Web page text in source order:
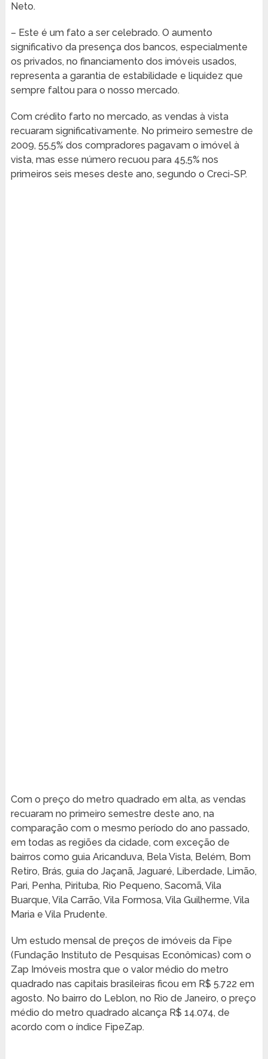
Neto.
– Este é um fato a ser celebrado. O aumento
significativo da presença dos bancos, especialmente
os privados, no financiamento dos imóveis usados,
representa a garantia de estabilidade e liquidez que
sempre faltou para o nosso mercado.
Com crédito farto no mercado, as vendas à vista
recuaram significativamente. No primeiro semestre de
2009, 55,5% dos compradores pagavam o imóvel à
vista, mas esse número recuou para 45,5% nos
primeiros seis meses deste ano, segundo o Creci-SP.
Com o preço do metro quadrado em alta, as vendas
recuaram no primeiro semestre deste ano, na
comparação com o mesmo período do ano passado,
em todas as regiões da cidade, com exceção de
bairros como guia Aricanduva, Bela Vista, Belém, Bom
Retiro, Brás, guia do Jaçanã, Jaguaré, Liberdade, Limão,
Pari, Penha, Pirituba, Rio Pequeno, Sacomã, Vila
Buarque, Vila Carrão, Vila Formosa, Vila Guilherme, Vila
Maria e Vila Prudente.
Um estudo mensal de preços de imóveis da Fipe
(Fundação Instituto de Pesquisas Econômicas) com o
Zap Imóveis mostra que o valor médio do metro
quadrado nas capitais brasileiras ficou em R$ 5.722 em
agosto. No bairro do Leblon, no Rio de Janeiro, o preço
médio do metro quadrado alcança R$ 14.074, de
acordo com o índice FipeZap.